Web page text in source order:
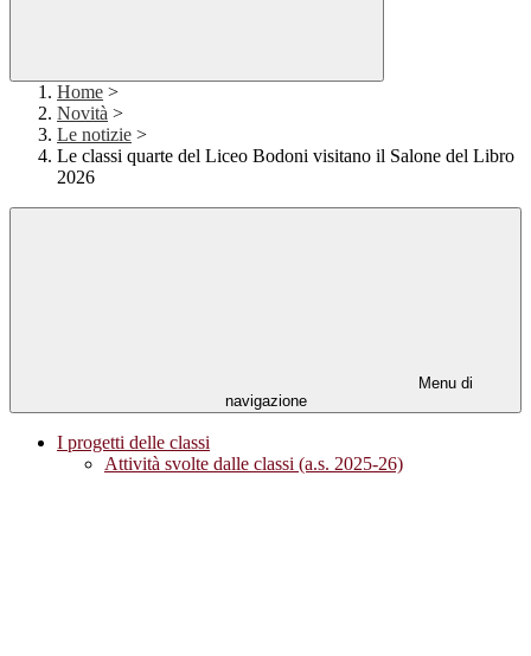
Home >
Novità >
Le notizie >
Le classi quarte del Liceo Bodoni visitano il Salone del Libro
2026
Menu di
navigazione
I progetti delle classi
Attività svolte dalle classi (a.s. 2025-26)